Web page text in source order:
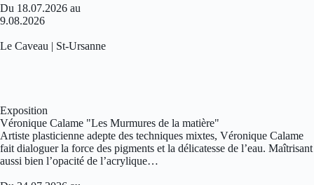
Du 18.07.2026 au
9.08.2026
Le Caveau | St-Ursanne
Exposition
Véronique Calame "Les Murmures de la matière"
Artiste plasticienne adepte des techniques mixtes, Véronique Calame
fait dialoguer la force des pigments et la délicatesse de l’eau. Maîtrisant
aussi bien l’opacité de l’acrylique…